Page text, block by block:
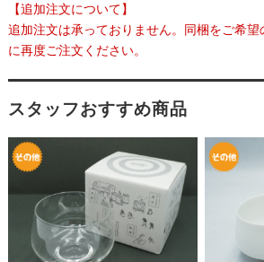
【追加注文について】
追加注文は承っておりません。同梱をご希
に再度ご注文ください。
スタッフおすすめ商品